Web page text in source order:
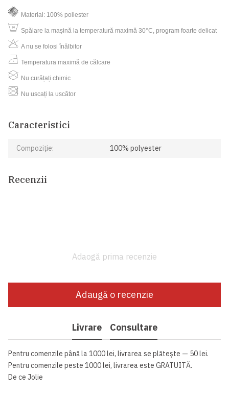
Material: 100% poliester
Spălare la mașină la temperatură maximă 30°C, program foarte delicat
A nu se folosi înălbitor
Temperatura maximă de călcare
Nu curățați chimic
Nu uscați la uscător
Caracteristici
Compoziție: 100% polyester
Recenzii
Adaogă prima recenzie
Adaugă o recenzie
Livrare Consultare
Pentru comenzile până la 1000 lei, livrarea se plătește — 50 lei.
Pentru comenzile peste 1000 lei, livrarea este GRATUITĂ.
De ce Jolie